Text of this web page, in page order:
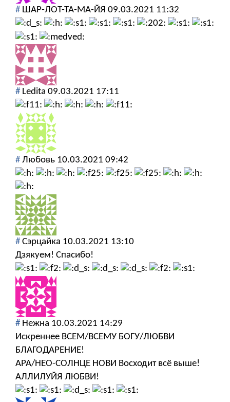
# ШАР-ЛОТ-ТА-МА-ЙЯ 09.03.2021 11:32
# Ledita 09.03.2021 17:11
# Любовь 10.03.2021 09:42
# Сэрцайка 10.03.2021 13:10
Дзякуем! Спасибо!
# Нежна 10.03.2021 14:29
Искреннее ВСЕМ/ВСЕМУ БОГУ/ЛЮБВИ
БЛАГОДАРЕНИЕ!
АРА/НЕО-СОЛНЦЕ НОВИ Восходит всё выше!
АЛЛИЛУЙЯ ЛЮБВИ!